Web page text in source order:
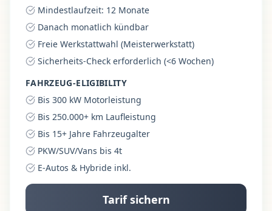
Mindestlaufzeit: 12 Monate
Danach monatlich kündbar
Freie Werkstattwahl (Meisterwerkstatt)
Sicherheits-Check erforderlich (<6 Wochen)
FAHRZEUG-ELIGIBILITY
Bis 300 kW Motorleistung
Bis 250.000+ km Laufleistung
Bis 15+ Jahre Fahrzeugalter
PKW/SUV/Vans bis 4t
E-Autos & Hybride inkl.
Tarif sichern